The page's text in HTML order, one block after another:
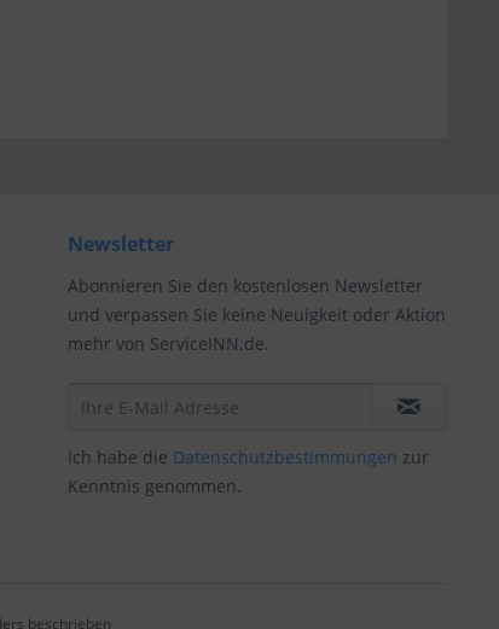
Newsletter
Abonnieren Sie den kostenlosen Newsletter
und verpassen Sie keine Neuigkeit oder Aktion
mehr von ServiceINN.de.
Ich habe die Datenschutzbestimmungen zur
Kenntnis genommen.
beschrieben